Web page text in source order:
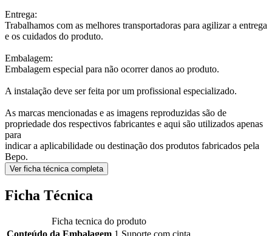
Entrega:
Trabalhamos com as melhores transportadoras para agilizar a entrega
e os cuidados do produto.
Embalagem:
Embalagem especial para não ocorrer danos ao produto.
A instalação deve ser feita por um profissional especializado.
As marcas mencionadas e as imagens reproduzidas são de
propriedade dos respectivos fabricantes e aqui são utilizados apenas
para
indicar a aplicabilidade ou destinação dos produtos fabricados pela
Bepo.
Ver ficha técnica completa
Ficha Técnica
Ficha tecnica do produto